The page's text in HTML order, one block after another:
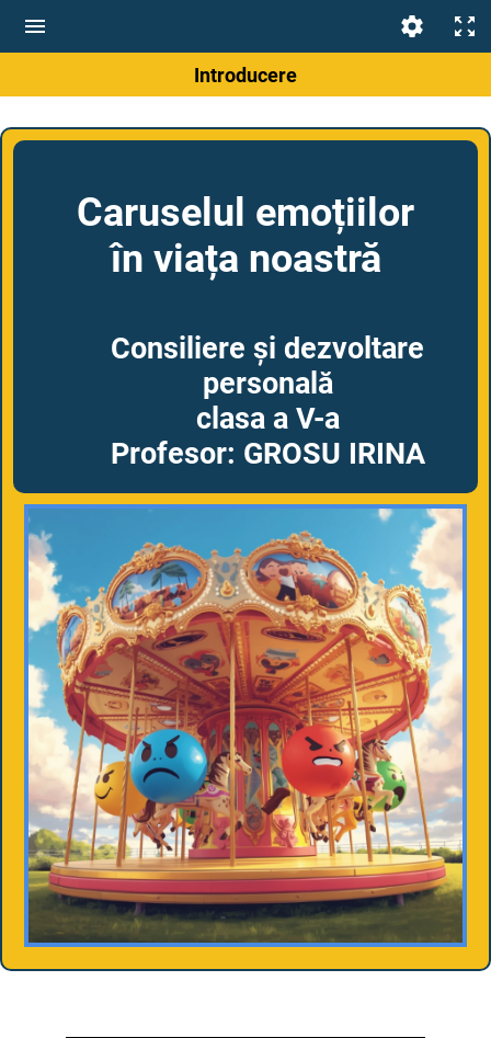
Introducere
Caruselul emoțiilor
în viața noastră
Consiliere și dezvoltare
personală
clasa a V-a
Profesor: GROSU IRINA